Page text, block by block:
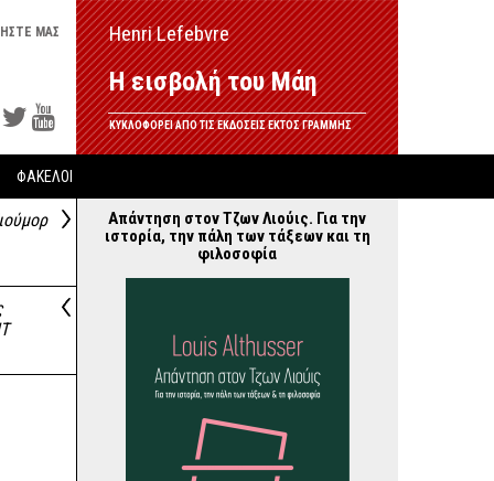
ΜΑΣ Henri Lefebvre
Η εισβολή του Μάη
ΚΥΚΛΟΦΟΡΕΙ ΑΠΟ ΤΙΣ ΕΚΔΟΣΕΙΣ ΕΚΤΟΣ ΓΡΑΜΜΗΣ
ΦΑΚΕΛΟΙ
Απάντηση στον Τζων Λιούις. Για την
ιστορία, την πάλη των τάξεων και τη
φιλοσοφία